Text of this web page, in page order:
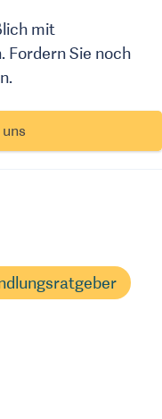
mit
Fordern Sie noch